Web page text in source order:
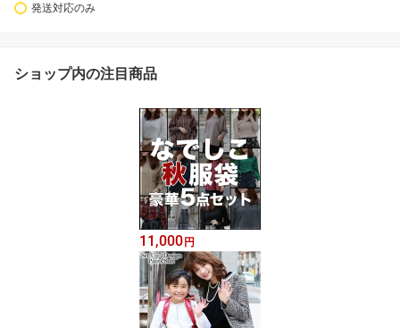
発送対応のみ
ショップ内の注目商品
11,000 円